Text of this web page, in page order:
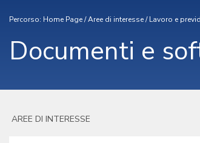
Percorso: Home Page/Aree di interesse/Lavoro e
Documenti e
AREE DI INTERESSE